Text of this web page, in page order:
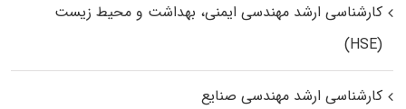
کارشناسی ارشد مهندسی ایمنی، بهداشت و محیط زیست
(HSE)
کارشناسی ارشد مهندسی صنایع